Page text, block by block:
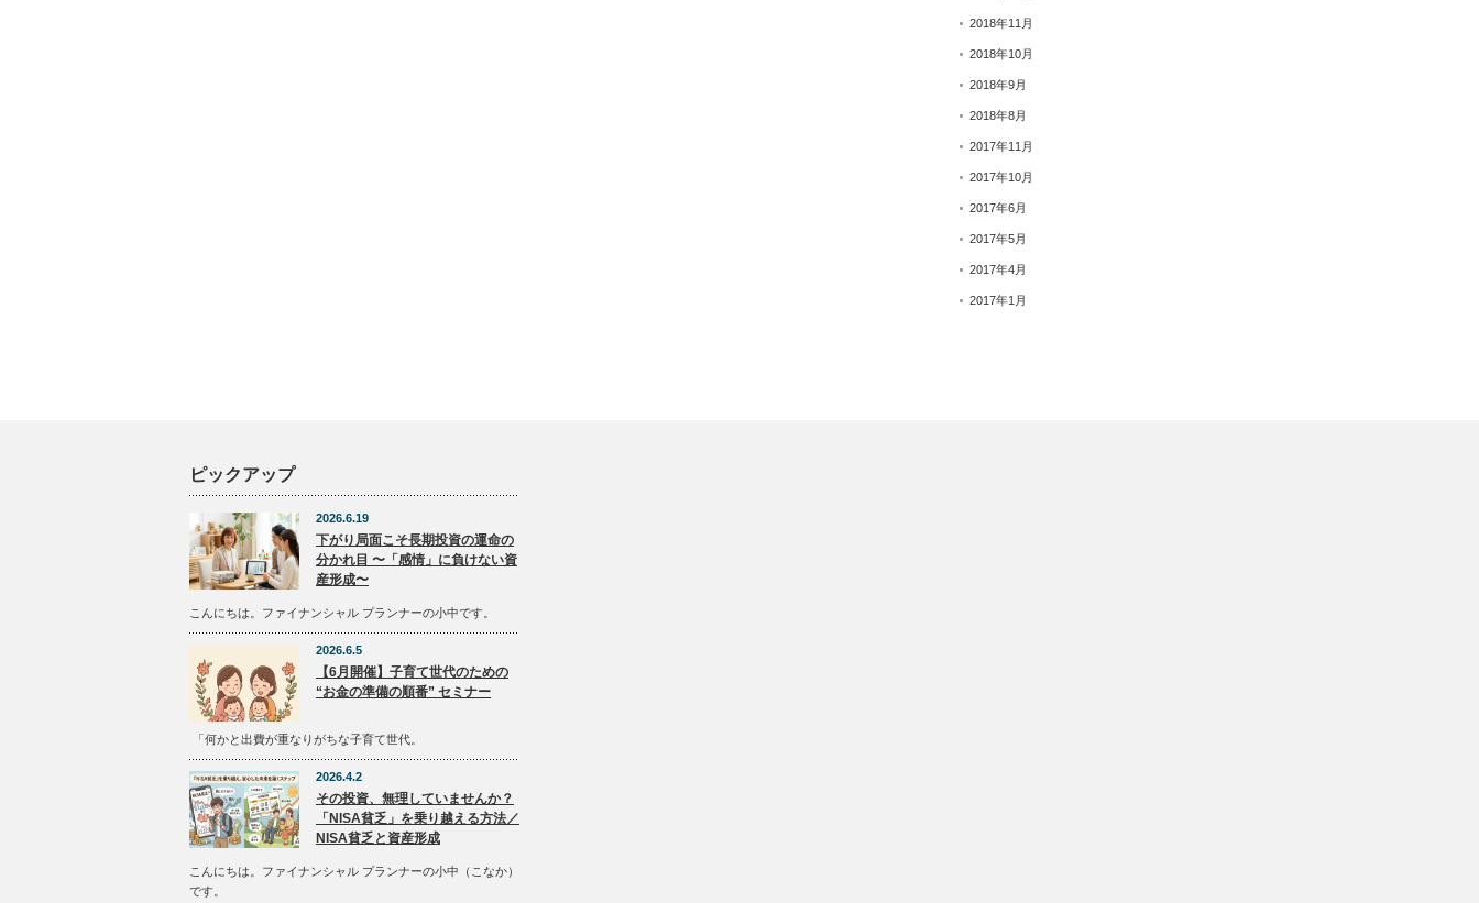
2018年11月
2018年10月
2018年9月
2018年8月
2017年11月
2017年10月
2017年6月
2017年5月
2017年4月
2017年1月
ピックアップ
2026.6.19
下がり局面こそ長期投資の運命の
分かれ目 〜「感情」に負けない資
産形成〜
こんにちは。ファイナンシャル プランナーの小中です。
2026.6.5
【6月開催】子育て世代のための
“お金の準備の順番” セミナー
「何かと出費が重なりがちな子育て世代。
2026.4.2
その投資、無理していませんか？
「NISA貧乏」を乗り越える方法／
NISA貧乏と資産形成
こんにちは。ファイナンシャル プランナーの小中（こなか）
です。